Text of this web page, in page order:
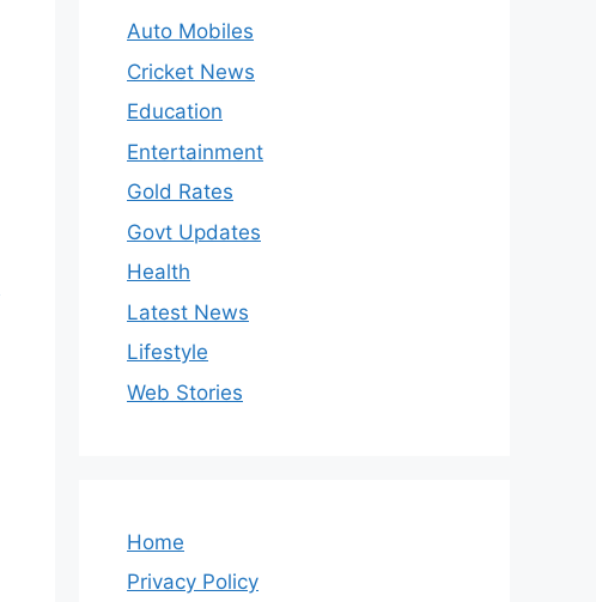
Auto Mobiles
Cricket News
Education
Entertainment
Gold Rates
Govt Updates
Health
Latest News
Lifestyle
Web Stories
Home
Privacy Policy